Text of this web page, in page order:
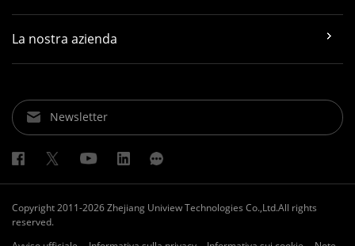
La nostra azienda
Newsletter
Copyright 2011-2026 Zhejiang Uniview Technologies Co.,Ltd.All rights
reserved.